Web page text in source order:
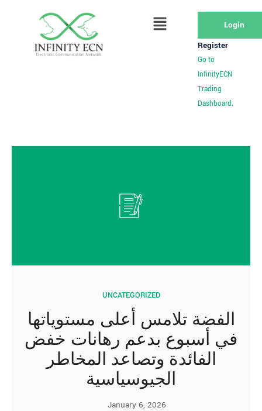
Login
Register
Go to
InfinityECN
Trading
Dashboard.
UNCATEGORIZED
الفضة تلامس أعلى مستوياتها
في أسبوع بدعم رهانات خفض
الفائدة وتصاعد المخاطر
الجيوسياسية
January 6, 2026